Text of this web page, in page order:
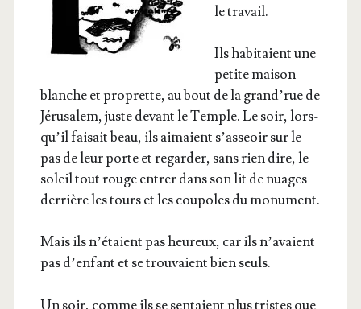
le travail.
Ils habi­taient une
petite mai­son
blanche et pro­prette, au bout de la grand’­rue de
Jéru­sa­lem, juste devant le Temple. Le soir, lors­
qu’il fai­sait beau, ils aimaient s’as­seoir sur le
pas de leur porte et regar­der, sans rien dire, le
soleil tout rouge entrer dans son lit de nuages
der­rière les tours et les cou­poles du monument.
Mais ils n’é­taient pas heu­reux, car ils n’a­vaient
pas d’en­fant et se trou­vaient bien seuls.
Un soir, comme ils se sen­taient plus tristes que